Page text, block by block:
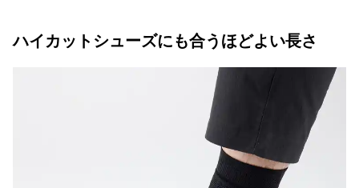
ハイカットシューズにも合うほどよい長さ